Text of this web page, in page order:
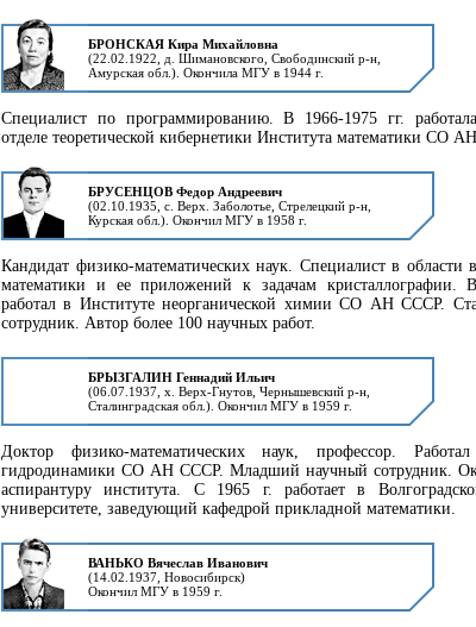
БРОНСКАЯ Кира Михайловна
(22.02.1922, д. Шимановского, Свободинский р-н,
Амурская обл.). Окончила МГУ в 1944 г.
Специалист по программированию. В 1966-1975 гг.
отделе теоретической кибернетики Института математики СО
БРУСЕНЦОВ Федор Андреевич
(02.10.1935, с. Верх. Заболотье, Стрелецкий р-н,
Курская обл.). Окончил МГУ в 1958 г.
Кандидат физико-математических наук. Специалист в области
математики и ее приложений к задачам кристаллографии.
работал в Институте неорганической химии СО АН СССР.
сотрудник. Автор более 100 научных работ.
БРЫЗГАЛИН Геннадий Ильич
(06.07.1937, х. Верх-Гнутов, Чернышевский р-н,
Сталинградская обл.). Окончил МГУ в 1959 г.
Доктор физико-математических наук, профессор.
гидродинамики СО АН СССР. Младший научный сотрудник.
аспирантуру института. С 1965 г. работает в
университете, заведующий кафедрой прикладной математики.
ВАНЬКО Вячеслав Иванович
(14.02.1937, Новосибирск)
Окончил МГУ в 1959 г.